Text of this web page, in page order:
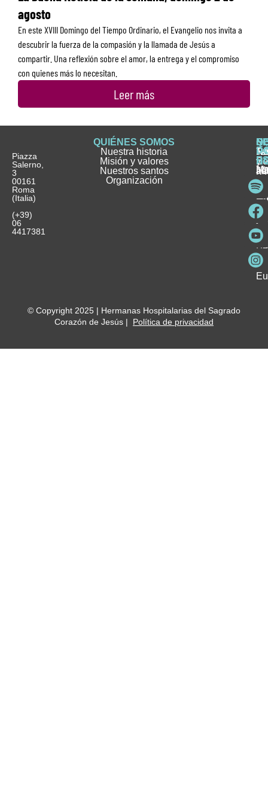
agosto
En este XVIII Domingo del Tiempo Ordinario, el Evangelio nos invita a
descubrir la fuerza de la compasión y la llamada de Jesús a
compartir. Una reflexión sobre el amor, la entrega y el compromiso
con quienes más lo necesitan.
Leer más
Piazza
Salerno,
3
00161
Roma
(Italia)
(+39)
06
4417381
QUIÉNES SOMOS
Nuestra historia
Misión y valores
Nuestros santos
Organización
e
y
y
© Copyright 2025 | Hermanas Hospitalarias del Sagrado
Corazón de Jesús | Política de privacidad